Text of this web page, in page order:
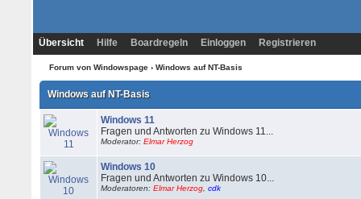
Übersicht Hilfe Boardregeln Einloggen Registrieren
Forum von Windowspage› Windows auf NT-Basis
Windows auf NT-Basis
Windows 11
Fragen und Antworten zu Windows 11...
Moderator:Elmar Herzog
Windows 10
Fragen und Antworten zu Windows 10...
Moderatoren:Elmar Herzog ,cdk